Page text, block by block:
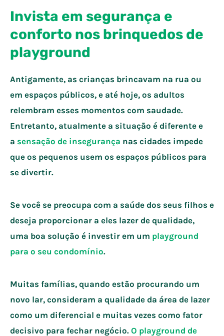
Invista em segurança e
conforto nos brinquedos de
playground
Antigamente, as crianças brincavam na rua ou
em espaços públicos, e até hoje, os adultos
relembram esses momentos com saudade.
Entretanto, atualmente a situação é diferente e
a sensação de insegurança nas cidades impede
que os pequenos usem os espaços públicos para
se divertir.
Se você se preocupa com a saúde dos seus filhos e
deseja proporcionar a eles lazer de qualidade,
uma boa solução é investir em um playground
para o seu condomínio.
Muitas famílias, quando estão procurando um
novo lar, consideram a qualidade da área de lazer
como um diferencial e muitas vezes como fator
decisivo para fechar negócio. O playground de